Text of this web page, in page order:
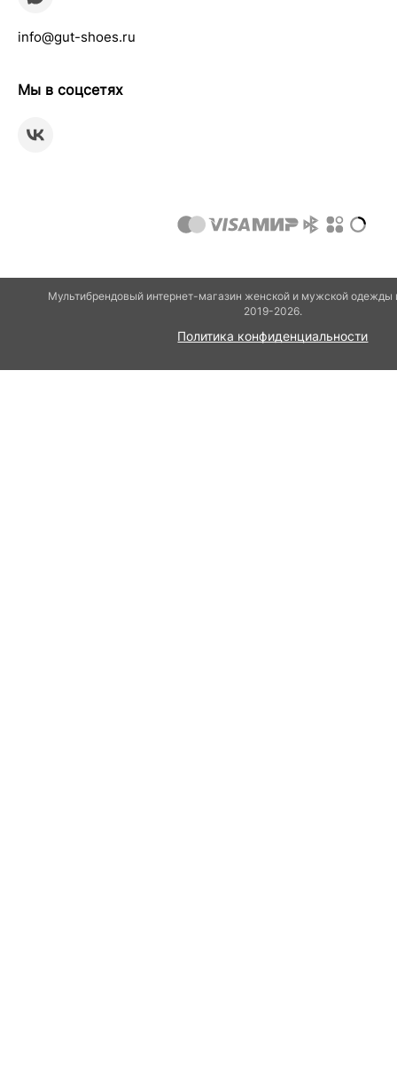
info@gut-shoes.ru
Мы в соцсетях
Мультибрендовый интернет-магазин женской и мужской
2019-2026.
Политика конфиденциальности